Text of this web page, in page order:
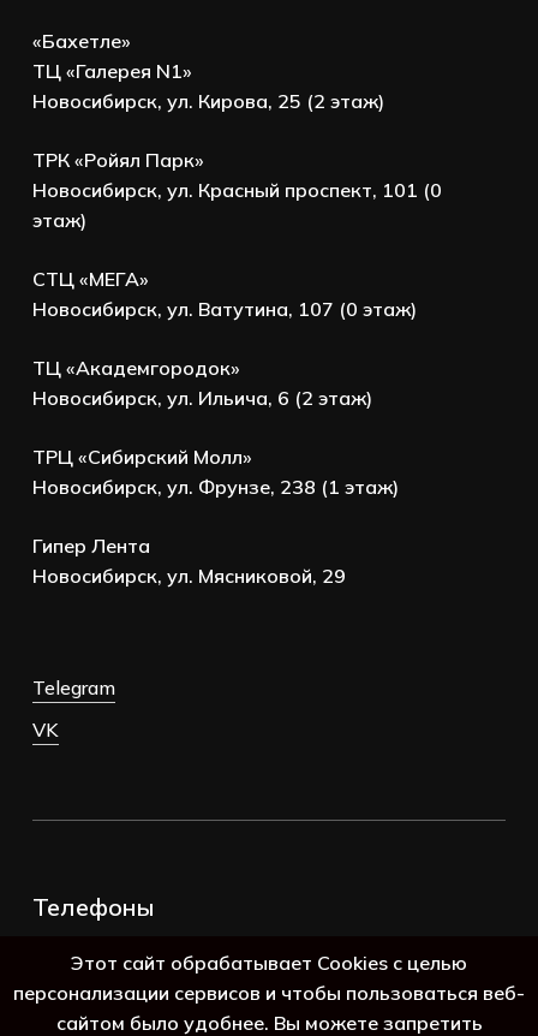
«Бахетле»
ТЦ «Галерея N1»
Новосибирск, ул. Кирова, 25 (2 этаж)
ТРК «Ройял Парк»
Новосибирск, ул. Красный проспект, 101 (0
этаж)
СТЦ «МЕГА»
Новосибирск, ул. Ватутина, 107 (0 этаж)
ТЦ «Академгородок»
Новосибирск, ул. Ильича, 6 (2 этаж)
ТРЦ «Сибирский Молл»
Новосибирск, ул. Фрунзе, 238 (1 этаж)
Гипер Лента
Новосибирск, ул. Мясниковой, 29
Telegram
VK
Телефоны
8 (800) 250-69-39
Этот сайт обрабатывает Cookies с целью
персонализации сервисов и чтобы пользоваться веб-
сайтом было удобнее. Вы можете запретить